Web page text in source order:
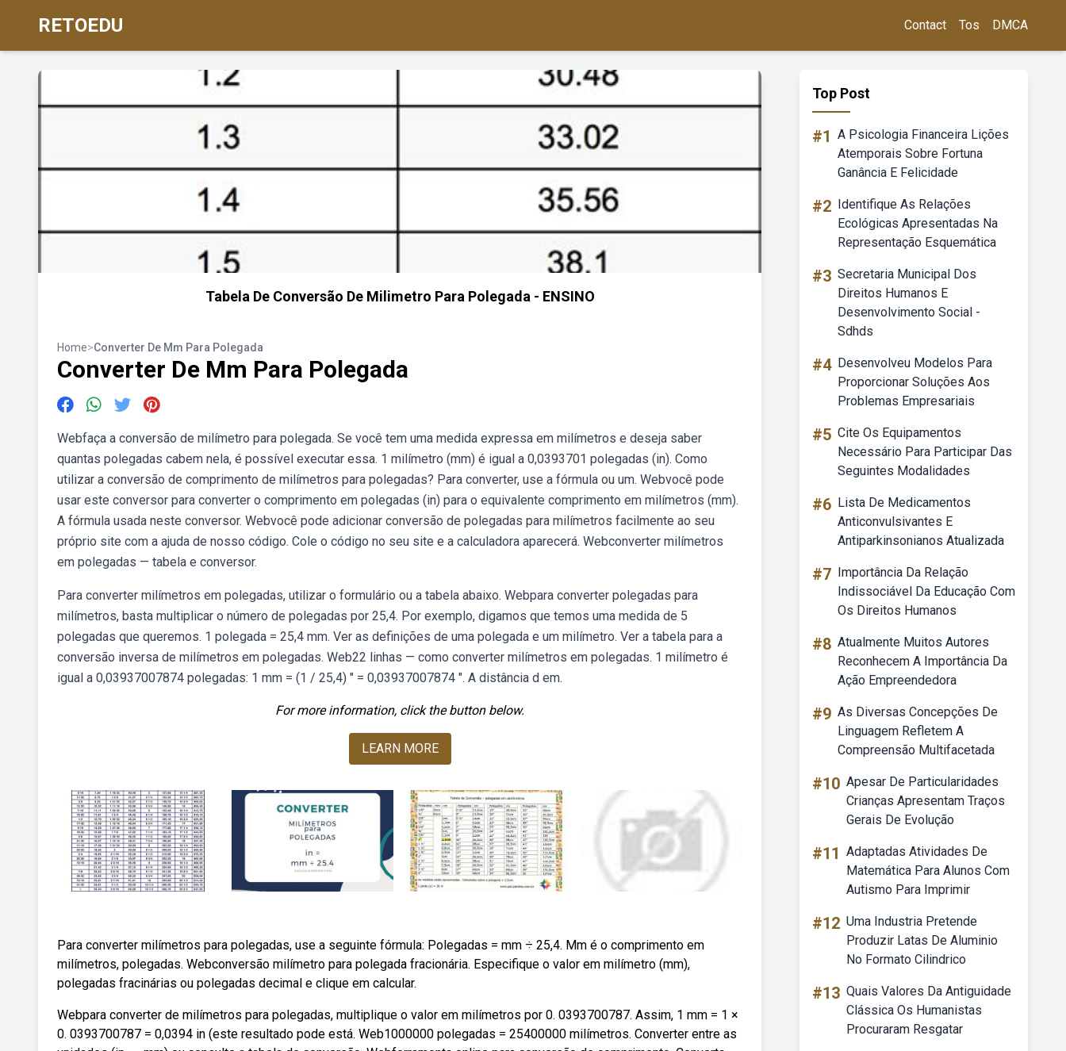
RETOEDU Contact Tos DMCA
Tabela De Conversão De Milimetro Para Polegada - ENSINO
Home>Converter De Mm Para Polegada
Converter De Mm Para Polegada
Webfaça a conversão de milímetro para polegada. Se você tem uma medida expressa em milímetros e deseja saber
quantas polegadas cabem nela, é possível executar essa. 1 milímetro (mm) é igual a 0,0393701 polegadas (in). Como
utilizar a conversão de comprimento de milímetros para polegadas? Para converter, use a fórmula ou um. Webvocê pode
usar este conversor para converter o comprimento em polegadas (in) para o equivalente comprimento em milímetros (mm).
A fórmula usada neste conversor. Webvocê pode adicionar conversão de polegadas para milímetros facilmente ao seu
próprio site com a ajuda de nosso código. Cole o código no seu site e a calculadora aparecerá. Webconverter milímetros
em polegadas — tabela e conversor.
Para converter milímetros em polegadas, utilizar o formulário ou a tabela abaixo. Webpara converter polegadas para
milímetros, basta multiplicar o número de polegadas por 25,4. Por exemplo, digamos que temos uma medida de 5
polegadas que queremos. 1 polegada = 25,4 mm. Ver as definições de uma polegada e um milímetro. Ver a tabela para a
conversão inversa de milímetros em polegadas. Web22 linhas — como converter milímetros em polegadas. 1 milímetro é
igual a 0,03937007874 polegadas: 1 mm = (1 / 25,4) ″ = 0,03937007874 ″. A distância d em.
For more information, click the button below.
LEARN MORE
Para converter milímetros para polegadas, use a seguinte fórmula: Polegadas = mm ÷ 25,4. Mm é o comprimento em
milímetros, polegadas. Webconversão milímetro para polegada fracionária. Especifique o valor em milímetro (mm),
polegadas fracinárias ou polegadas decimal e clique em calcular.
Webpara converter de milímetros para polegadas, multiplique o valor em milímetros por 0. 0393700787. Assim, 1 mm = 1 ×
0. 0393700787 = 0,0394 in (este resultado pode está. Web1000000 polegadas = 25400000 milímetros. Converter entre as
Top Post
#1 A Psicologia Financeira Lições
Atemporais Sobre Fortuna
Ganância E Felicidade
#2 Identifique As Relações
Ecológicas Apresentadas Na
Representação Esquemática
#3 Secretaria Municipal Dos
Direitos Humanos E
Desenvolvimento Social -
Sdhds
#4 Desenvolveu Modelos Para
Proporcionar Soluções Aos
Problemas Empresariais
#5 Cite Os Equipamentos
Necessário Para Participar Das
Seguintes Modalidades
#6 Lista De Medicamentos
Anticonvulsivantes E
Antiparkinsonianos Atualizada
#7 Importância Da Relação
Indissociável Da Educação Com
Os Direitos Humanos
#8 Atualmente Muitos Autores
Reconhecem A Importância Da
Ação Empreendedora
#9 As Diversas Concepções De
Linguagem Refletem A
Compreensão Multifacetada
#10 Apesar De Particularidades
Crianças Apresentam Traços
Gerais De Evolução
#11 Adaptadas Atividades De
Matemática Para Alunos Com
Autismo Para Imprimir
#12 Uma Industria Pretende
Produzir Latas De Aluminio
No Formato Cilindrico
#13 Quais Valores Da Antiguidade
Clássica Os Humanistas
Procuraram Resgatar